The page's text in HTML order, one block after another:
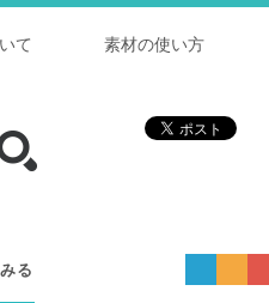
素材の使い方
て
る